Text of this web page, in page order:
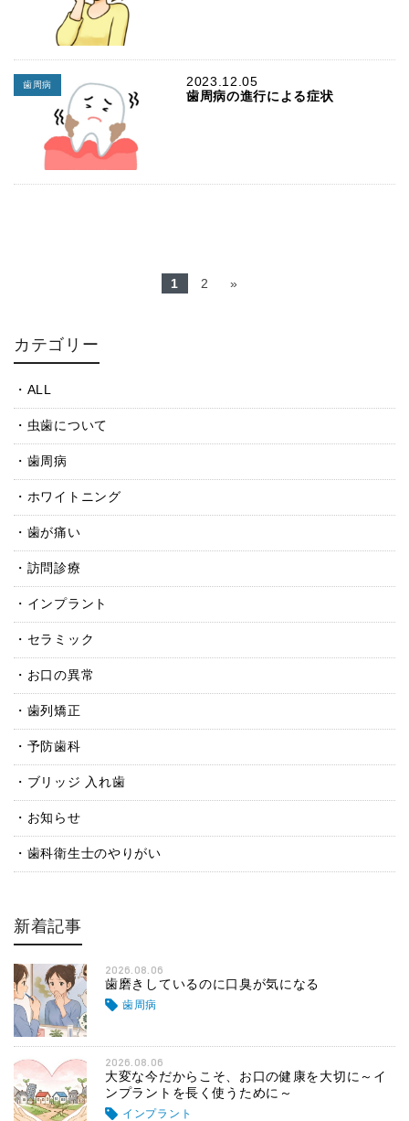
2023.12.05
歯周病
歯周病の進行による症状
1 2 »
カテゴリー
ALL
虫歯について
歯周病
ホワイトニング
歯が痛い
訪問診療
インプラント
セラミック
お口の異常
歯列矯正
予防歯科
ブリッジ 入れ歯
お知らせ
歯科衛生士のやりがい
新着記事
2026.08.06
歯磨きしているのに口臭が気になる
歯周病
2026.08.06
大変な今だからこそ、お口の健康を大切に～イ
ンプラントを長く使うために～
インプラント